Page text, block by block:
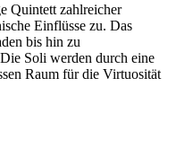
Quintett zahlreicher
Einflüsse zu. Das
bis hin zu
Soli werden durch eine
Raum für die Virtuosität